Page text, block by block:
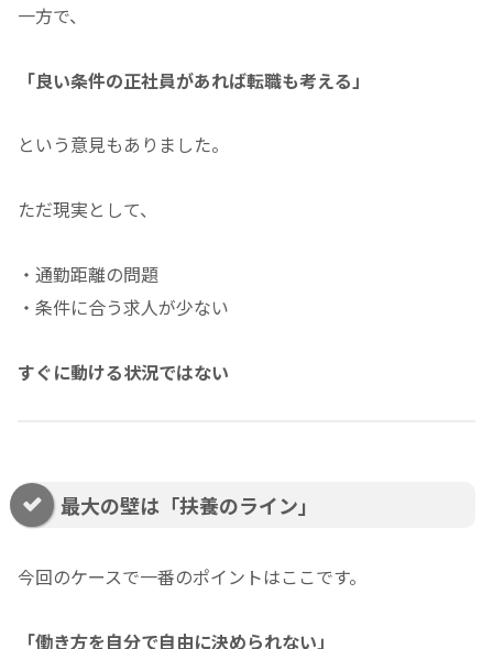
一方で、
「良い条件の正社員があれば転職も考える」
という意見もありました。
ただ現実として、
・通勤距離の問題
・条件に合う求人が少ない
すぐに動ける状況ではない
最大の壁は「扶養のライン」
今回のケースで一番のポイントはここです。
「働き方を自分で自由に決められない」